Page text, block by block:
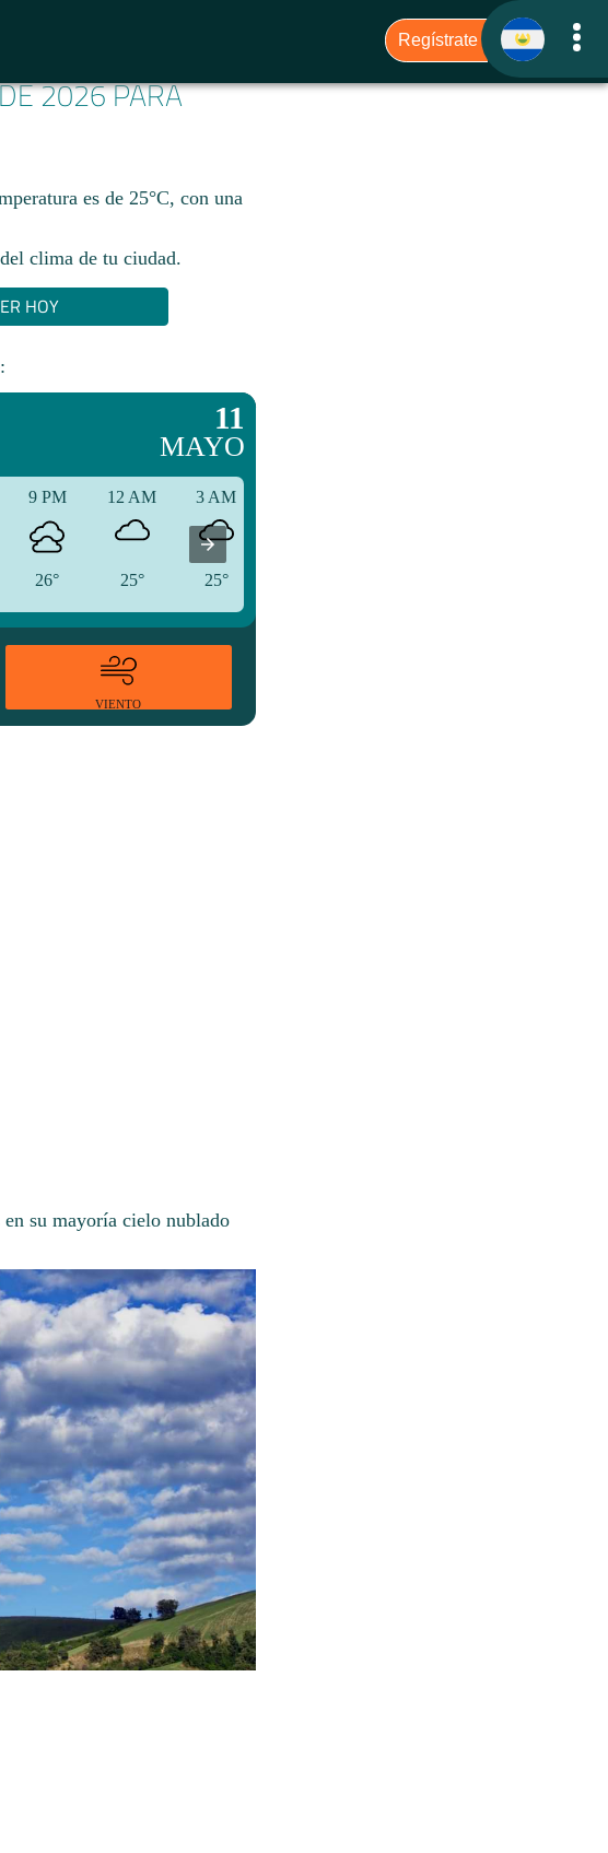
2026 PARA
es de 25°C, con una
clima de tu ciudad.​
HOY
11
MAYO
9 PM
26°
12 AM
25°
3 AM
25°
VIENTO
su mayoría cielo nublado